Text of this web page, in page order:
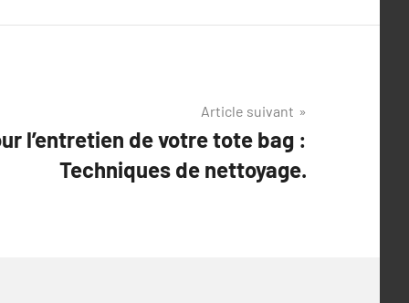
Article suivant
l’entretien de votre tote bag :
Techniques de nettoyage.